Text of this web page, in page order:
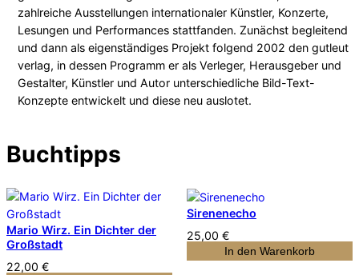
zahlreiche Ausstellungen internationaler Künstler, Konzerte,
Lesungen und Performances stattfanden. Zunächst begleitend
und dann als eigenständiges Projekt folgend 2002 den gutleut
verlag, in dessen Programm er als Verleger, Herausgeber und
Gestalter, Künstler und Autor unterschiedliche Bild-Text-
Konzepte entwickelt und diese neu auslotet.
Buchtipps
Mario Wirz. Ein Dichter der
Großstadt
22,00 €
Sirenenecho
25,00 €
In den Warenkorb